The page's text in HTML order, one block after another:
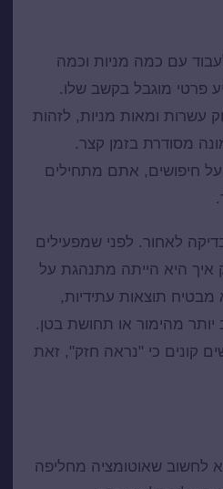
עם כמה מניות וכמה
פרטי מוגבל בקשב שלו.
עשרות ומאות מניות, לזהות
מסודרת בזמן קצר.
חיפושים, אתם מתחילים
לאחור. לפני שמפעילים
איך היא הייתה מתנהגת על
מבטיח תוצאות עתידיות,
יותר מהימור או תחושת בטן.
קונים כי "נראה חזק", זאת
לחשוב שאוטומציה מחליפה